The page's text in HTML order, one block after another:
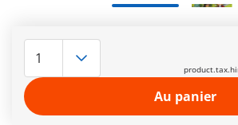
Autres informations
Options de livraison rapide : 3 à 5
ou 7 à 10 jours avec Standard
Cadeauincroyable offert dès
Au panier